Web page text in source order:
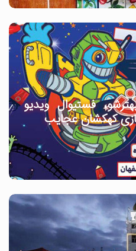
فستیوال ویدیو
کهکشان عجایب